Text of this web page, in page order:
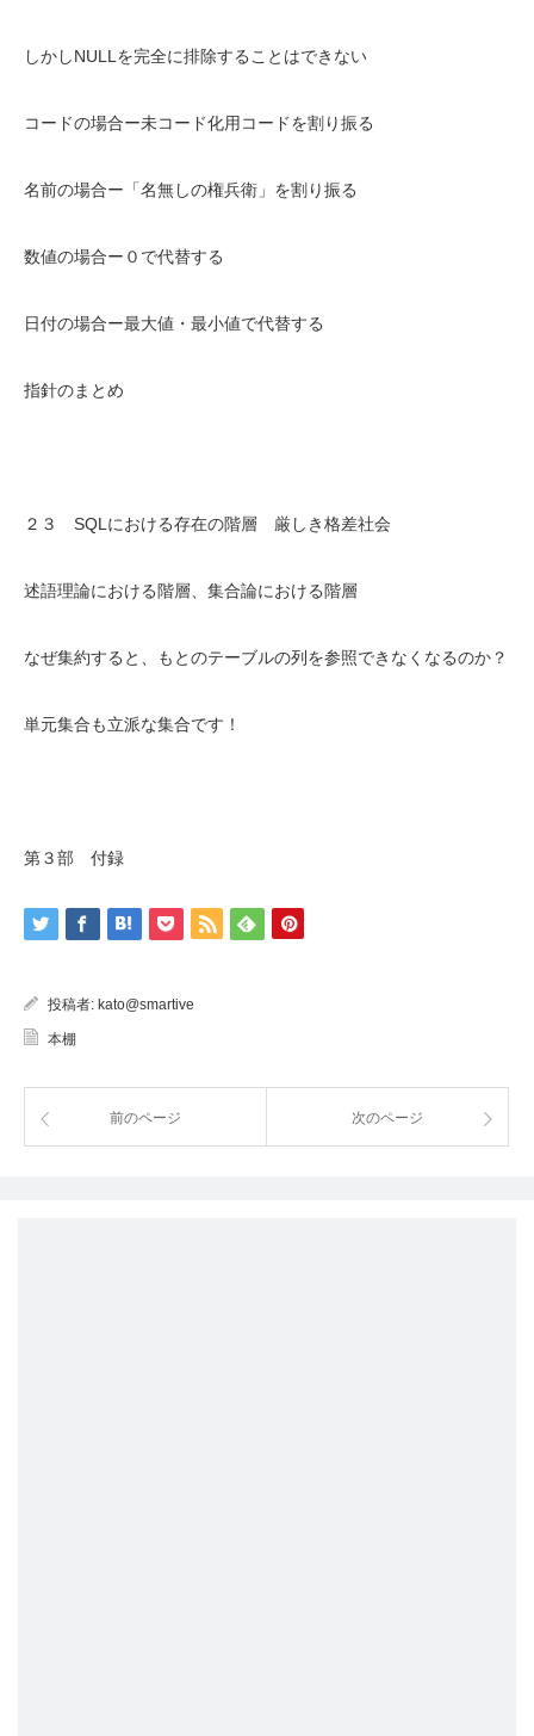
しかしNULLを完全に排除することはできない
コードの場合ー未コード化用コードを割り振る
名前の場合ー「名無しの権兵衛」を割り振る
数値の場合ー０で代替する
日付の場合ー最大値・最小値で代替する
指針のまとめ
２３ SQLにおける存在の階層 厳しき格差社会
述語理論における階層、集合論における階層
なぜ集約すると、もとのテーブルの列を参照できなくなるのか？
単元集合も立派な集合です！
第３部 付録
投稿者: kato@smartive
本棚
前のページ 次のページ